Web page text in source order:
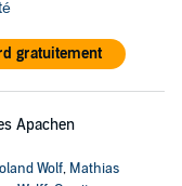
gratuitement
Apachen
Wolf, Mathias